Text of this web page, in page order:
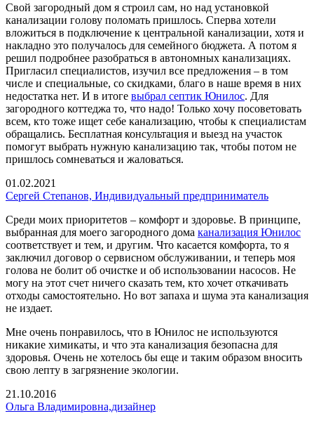
Свой загородный дом я строил сам, но над установкой
канализации голову поломать пришлось. Сперва хотели
вложиться в подключение к центральной канализации, хотя и
накладно это получалось для семейного бюджета. А потом я
решил подробнее разобраться в автономных канализациях.
Пригласил специалистов, изучил все предложения – в том
числе и специальные, со скидками, благо в наше время в них
недостатка нет. И в итоге выбрал септик Юнилос. Для
загородного коттеджа то, что надо! Только хочу посоветовать
всем, кто тоже ищет себе канализацию, чтобы к специалистам
обращались. Бесплатная консультация и выезд на участок
помогут выбрать нужную канализацию так, чтобы потом не
пришлось сомневаться и жаловаться.
01.02.2021
Сергей Степанов, Индивидуальный предприниматель
Среди моих приоритетов – комфорт и здоровье. В принципе,
выбранная для моего загородного дома канализация Юнилос
соответствует и тем, и другим. Что касается комфорта, то я
заключил договор о сервисном обслуживании, и теперь моя
голова не болит об очистке и об использовании насосов. Не
могу на этот счет ничего сказать тем, кто хочет откачивать
отходы самостоятельно. Но вот запаха и шума эта канализация
не издает.
Мне очень понравилось, что в Юнилос не используются
никакие химикаты, и что эта канализация безопасна для
здоровья. Очень не хотелось бы еще и таким образом вносить
свою лепту в загрязнение экологии.
21.10.2016
Ольга Владимировна,дизайнер